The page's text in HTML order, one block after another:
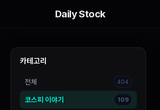
Daily Stock
카테고리
전체 404
코스피 이야기 109